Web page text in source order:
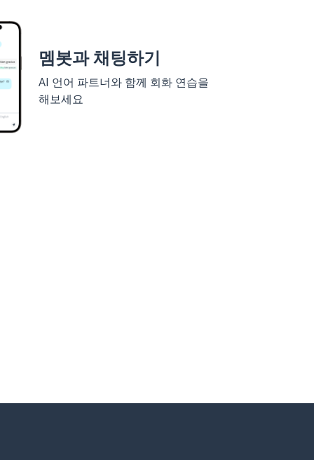
멤봇과 채팅하기
AI 언어 파트너와 함께 회화 연습을
해보세요